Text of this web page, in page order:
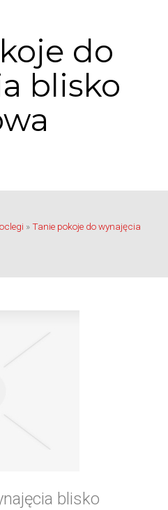
do
blisko
»Tanie pokoje do wynajęcia
blisko